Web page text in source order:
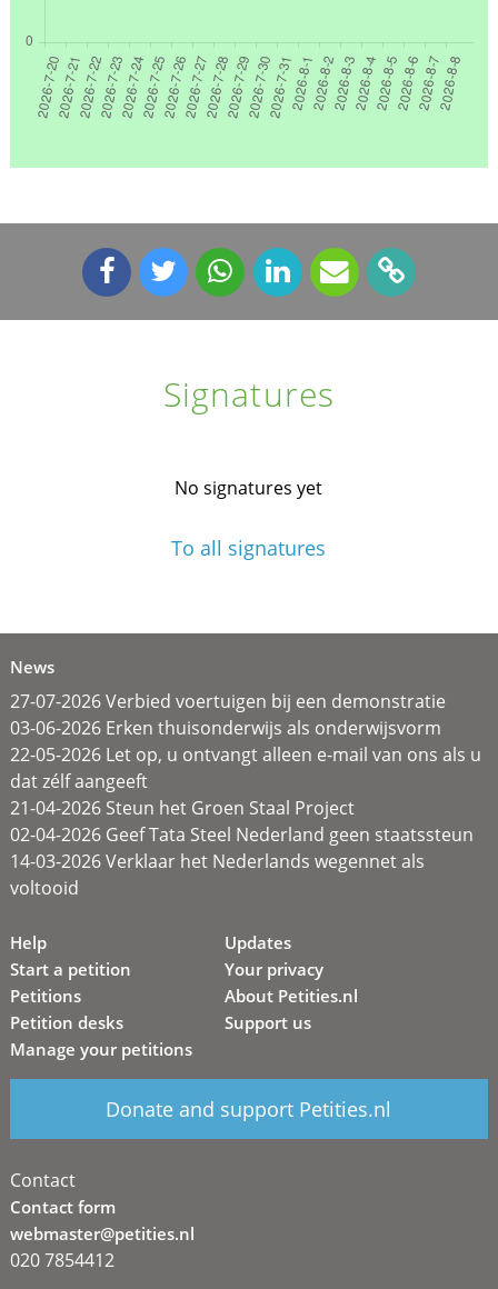
Signatures
No signatures yet
To all signatures
News
27-07-2026 Verbied voertuigen bij een demonstratie
03-06-2026 Erken thuisonderwijs als onderwijsvorm
22-05-2026 Let op, u ontvangt alleen e-mail van ons als u
dat zélf aangeeft
21-04-2026 Steun het Groen Staal Project
02-04-2026 Geef Tata Steel Nederland geen staatssteun
14-03-2026 Verklaar het Nederlands wegennet als
voltooid
Help
Start a petition
Petitions
Petition desks
Manage your petitions
Updates
Your privacy
About Petities.nl
Support us
Donate and support Petities.nl
Contact
Contact form
webmaster@petities.nl
020 7854412